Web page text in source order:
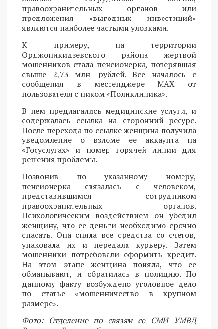
правоохранительных органов или
предложения «выгодных инвестиций»
являются наиболее частыми уловками.
К примеру, на территории
Орджоникидзевского района жертвой
мошенников стала пенсионерка, потерявшая
свыше 2,73 млн. рублей. Все началось с
сообщения в мессенджере MAX от
пользователя с ником «Поликлиника».
В нем предлагались медицинские услуги, и
содержалась ссылка на сторонний ресурс.
После перехода по ссылке женщина получила
уведомление о взломе ее аккаунта на
«Госуслугах» и номер горячей линии для
решения проблемы.
Позвонив по указанному номеру,
пенсионерка связалась с человеком,
представившимся сотрудником
правоохранительных органов.
Психологическим воздействием он убедил
женщину, что ее деньги необходимо срочно
спасать. Она сняла все средства со счетов,
упаковала их и передала курьеру. Затем
мошенники потребовали оформить кредит.
На этом этапе женщина поняла, что ее
обманывают, и обратилась в полицию. По
данному факту возбуждено уголовное дело
по статье «мошенничество в крупном
размере».
Фото: Отделение по связям со СМИ УМВД